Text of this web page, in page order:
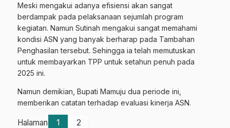
Meski mengakui adanya efisiensi akan sangat
berdampak pada pelaksanaan sejumlah program
kegiatan. Namun Sutinah mengakui sangat memahami
kondisi ASN yang banyak berharap pada Tambahan
Penghasilan tersebut. Sehingga ia telah memutuskan
untuk membayarkan TPP untuk setahun penuh pada
2025 ini.
Namun demikian, Bupati Mamuju dua periode ini,
memberikan catatan terhadap evaluasi kinerja ASN.
Halaman 1 2